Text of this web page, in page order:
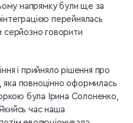
напрямку були ще за
перейнялась
серйозно говорити
і прийняло рішення про
повноцінно оформилась
була Ірина Солоненко,
час наша